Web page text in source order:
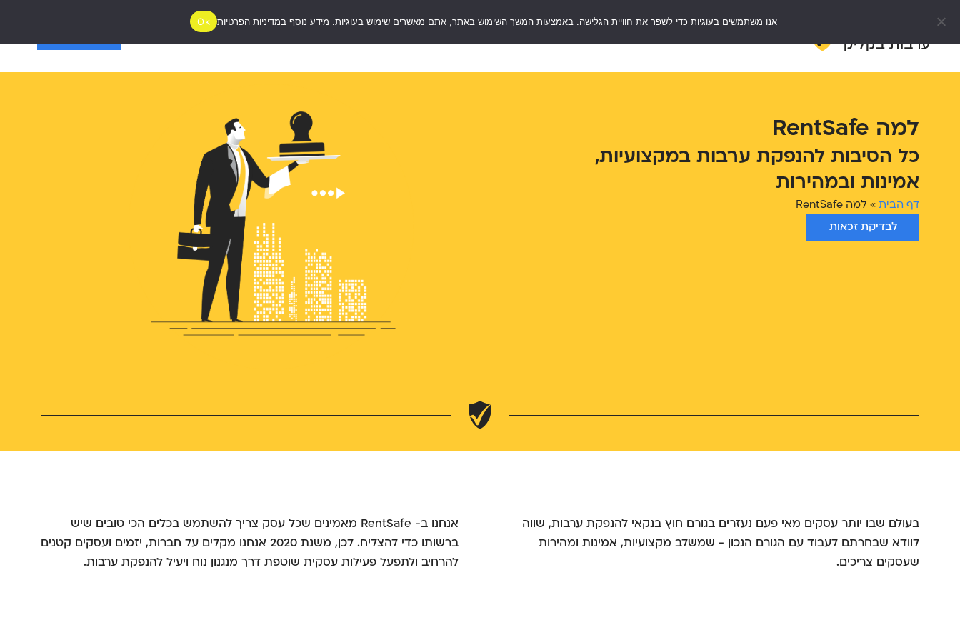
למה RentSafe
כל הסיבות להנפקת ערבות במקצועיות,
אמינות ובמהירות
דף הבית » למה RentSafe
לבדיקת זכאות
בעולם שבו יותר עסקים מאי פעם נעזרים בגורם חוץ בנקאי להנפקת ערבות, שווה
לוודא שבחרתם לעבוד עם הגורם הנכון - שמשלב מקצועיות, אמינות ומהירות
שעסקים צריכים.
אנחנו ב- RentSafe מאמינים שכל עסק צריך להשתמש בכלים הכי טובים שיש
ברשותו כדי להצליח. לכן, משנת 2020 אנחנו מקלים על חברות, יזמים ועסקים קטנים
להרחיב ולתפעל פעילות עסקית שוטפת דרך מנגנון נוח ויעיל להנפקת ערבות.
אנו משתמשים בעוגיות כדי לשפר את חוויית הגלישה. באמצעות המשך השימוש באתר, אתם מאשרים שימוש בעוגיות. מידע נוסף במדיניות הפרטיות Ok